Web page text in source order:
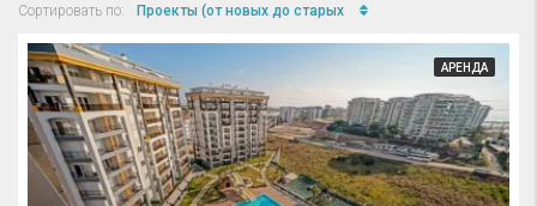
Сортировать по: Проекты (от новых до старых
АРЕНДА